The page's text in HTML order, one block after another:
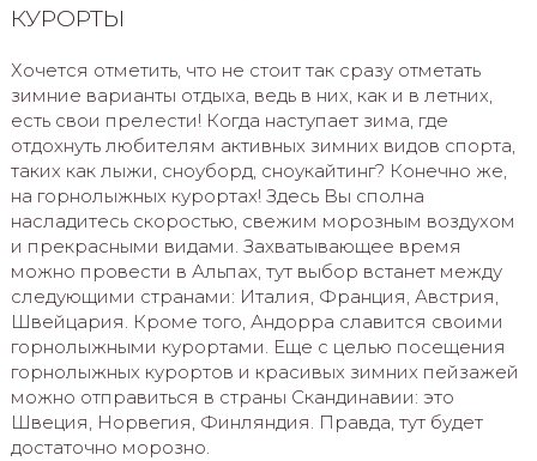
КУРОРТЫ
Хочется отметить, что не стоит так сразу отметать
зимние варианты отдыха, ведь в них, как и в летних,
есть свои прелести! Когда наступает зима, где
отдохнуть любителям активных зимних видов спорта,
таких как лыжи, сноуборд, сноукайтинг? Конечно же,
на горнолыжных курортах! Здесь Вы сполна
насладитесь скоростью, свежим морозным воздухом
и прекрасными видами. Захватывающее время
можно провести в Альпах, тут выбор встанет между
следующими странами: Италия, Франция, Австрия,
Швейцария. Кроме того, Андорра славится своими
горнолыжными курортами. Еще с целью посещения
горнолыжных курортов и красивых зимних пейзажей
можно отправиться в страны Скандинавии: это
Швеция, Норвегия, Финляндия. Правда, тут будет
достаточно морозно.